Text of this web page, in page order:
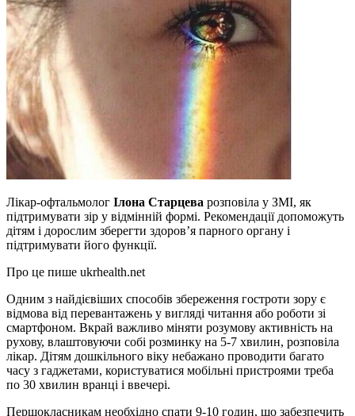
Лікар-офтальмолог Ілона Старцева розповіла у ЗМІ, як
підтримувати зір у відмінній формі. Рекомендації допоможуть
дітям і дорослим зберегти здоров’я парного органу і
підтримувати його функції.
Про це пише ukrhealth.net
Одним з найдієвіших способів збереження гостроти зору є
відмова від перевантажень у вигляді читання або роботи зі
смартфоном. Вкрай важливо міняти розумову активність на
рухову, влаштовуючи собі розминку на 5-7 хвилин, розповіла
лікар. Дітям дошкільного віку небажано проводити багато
часу з гаджетами, користуватися мобільні пристроями треба
по 30 хвилин вранці і ввечері.
Першокласникам необхідно спати 9-10 годин, що забезпечить